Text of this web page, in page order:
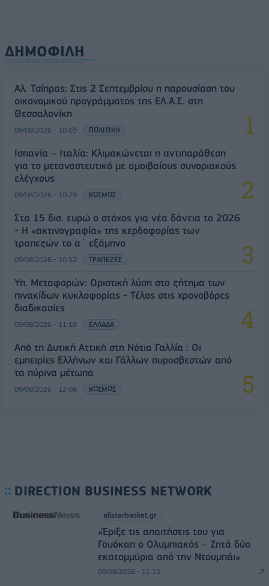
ΔΗΜΟΦΙΛΗ
Αλ. Τσίπρας: Στις 2 Σεπτεμβρίου η παρουσίαση του
οικονομικού προγράμματος της ΕΛ.Α.Σ. στη
Θεσσαλονίκη
09/08/2026 - 10:03 ΠΟΛΙΤΙΚΗ
Ισπανία – Ιταλία: Κλιμακώνεται η αντιπαράθεση
για το μεταναστευτικό με αμοιβαίους συνοριακούς
ελέγχους
09/08/2026 - 10:29 ΚΟΣΜΟΣ
Στα 15 δισ. ευρώ ο στόχος για νέα δάνεια το 2026
- Η «ακτινογραφία» της κερδοφορίας των
τραπεζών το α΄ εξάμηνο
09/08/2026 - 10:52 ΤΡΑΠΕΖΕΣ
Υπ. Μεταφορών: Οριστική λύση στο ζήτημα των
πινακίδων κυκλοφορίας - Τέλος στις χρονοβόρες
διαδικασίες
09/08/2026 - 11:18 ΕΛΛΑΔΑ
Από τη Δυτική Αττική στη Νότια Γαλλία : Οι
εμπειρίες Ελλήνων και Γάλλων πυροσβεστών από
τα πύρινα μέτωπα
09/08/2026 - 12:08 ΚΟΣΜΟΣ
DIRECTION BUSINESS NETWORK
allstarbasket.gr
«Έριξε τις απαιτήσεις του για
Γουόκαπ ο Ολυμπιακός – Ζητά δύο
εκατομμύρια από την Ντουμπάι»
09/08/2026 - 11:10